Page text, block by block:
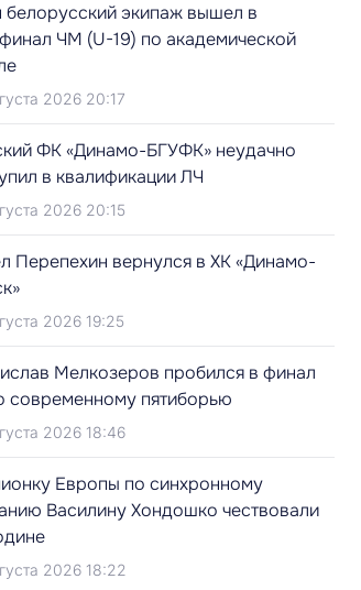
экипаж вышел в
ЧМ (U-19) по академической
2026 20:17
ФК «Динамо-БГУФК» неудачно
в квалификации ЛЧ
2026 20:15
Перепехин вернулся в ХК «Динамо-
2026 19:25
Мелкозеров пробился в финал
современному пятиборью
2026 18:46
Европы по синхронному
Василину Хондошко чествовали
2026 18:22